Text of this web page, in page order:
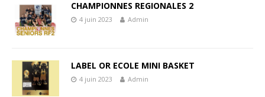
CHAMPIONNES REGIONALES 2
4 juin 2023 Admin
LABEL OR ECOLE MINI BASKET
4 juin 2023 Admin